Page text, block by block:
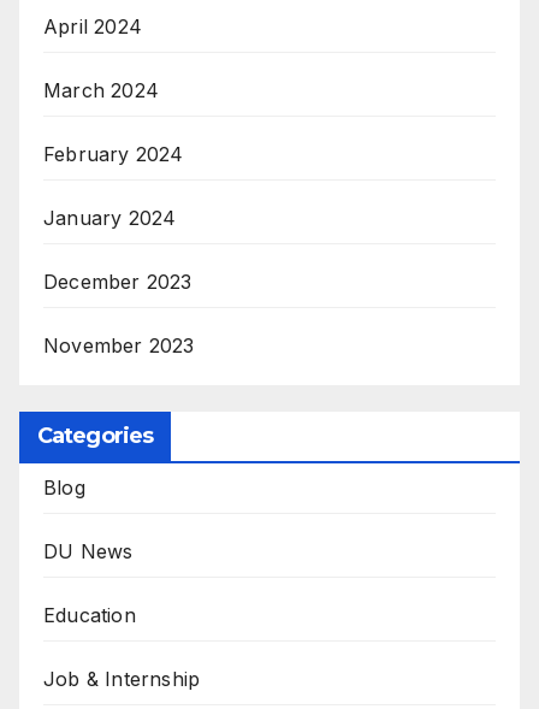
April 2024
March 2024
February 2024
January 2024
December 2023
November 2023
Categories
Blog
DU News
Education
Job & Internship